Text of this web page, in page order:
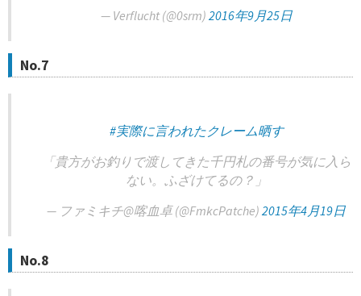
— Verflucht (@0srm) 2016年9月25日
No.7
#実際に言われたクレーム晒す
「貴方がお釣りで渡してきた千円札の番号が気に入ら
ない。ふざけてるの？」
— ファミキチ@喀血卓 (@FmkcPatche) 2015年4月19日
No.8